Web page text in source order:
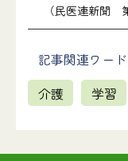
（民医連新聞
記事関連ワード
介護
学習